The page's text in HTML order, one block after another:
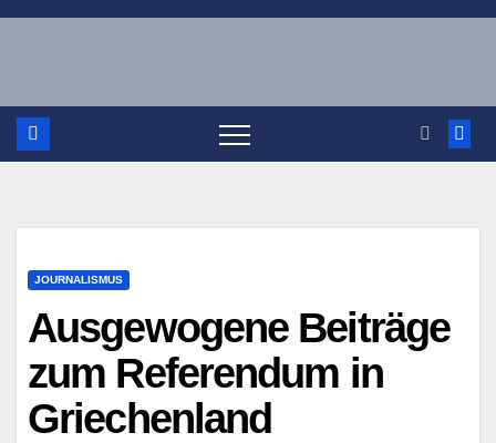
Zum
JOURNALISMUS
Ausgewogene Beiträge
zum Referendum in
Griechenland